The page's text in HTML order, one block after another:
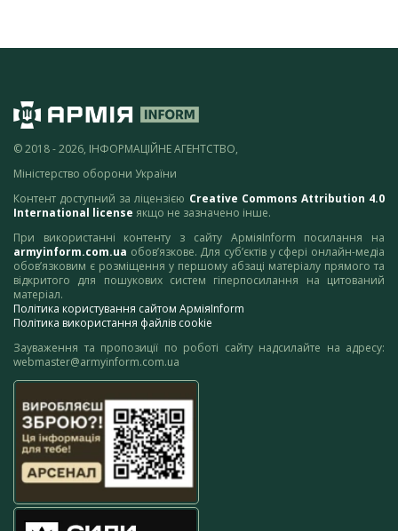
© 2018 - 2026, ІНФОРМАЦІЙНЕ АГЕНТСТВО,
Міністерство оборони України
Контент доступний за ліцензією Creative Commons Attribution 4.0
International license якщо не зазначено інше.
При використанні контенту з сайту АрміяInform посилання на
armyinform.com.ua обов’язкове. Для суб’єктів у сфері онлайн-медіа
обов’язковим є розміщення у першому абзаці матеріалу прямого та
відкритого для пошукових систем гіперпосилання на цитований
матеріал.
Політика користування сайтом АрміяInform
Політика використання файлів cookie
Зауваження та пропозиції по роботі сайту надсилайте на адресу:
webmaster@armyinform.com.ua